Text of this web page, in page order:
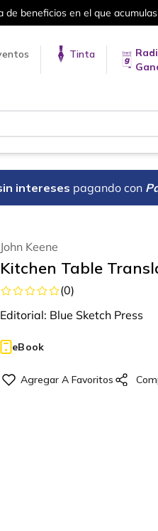
Más de 5 millones de
Tinta
intereses pagando con
John Keene
Kitchen Table
(0)
Editorial: Blue Sketch Press
eBook